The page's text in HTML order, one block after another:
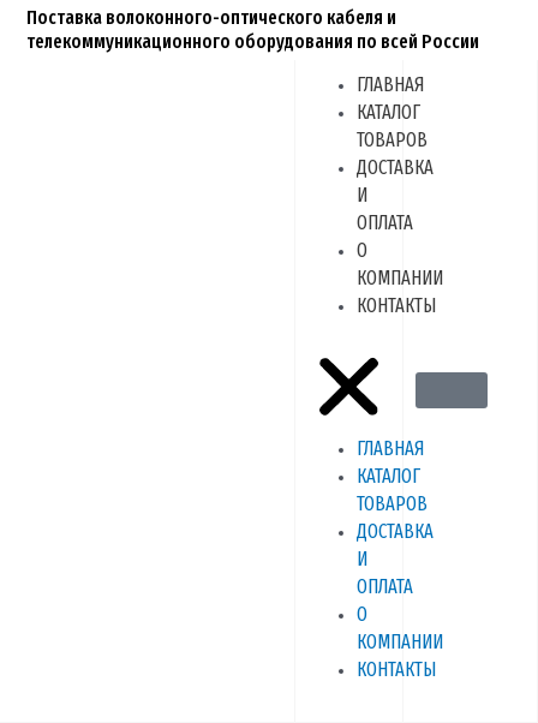
ПерейтиПоставка волоконного-оптического кабеля и
телекоммуникационного оборудования по всей России
ГЛАВНАЯ
КАТАЛОГ
ТОВАРОВ
ДОСТАВКА
И
ОПЛАТА
О
КОМПАНИИ
КОНТАКТЫ
Menu
ГЛАВНАЯ
КАТАЛОГ
ТОВАРОВ
ДОСТАВКА
И
ОПЛАТА
О
КОМПАНИИ
КОНТАКТЫ